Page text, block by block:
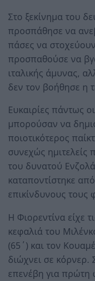
Στο ξεκίνημα του
προσπάθησε να
πάσες να
προσπαθούσε να
ιταλικής άμυνας,
δεν τον βοήθησε η
Ευκαιρίες πάντως
μπορούσαν να
ποιοτικότερος
συνεχώς ημιτελείς
του δυνατού
καταποντίστηκε
επικίνδυνους τους
Η Φιορεντίνα είχε
κεφαλιά του
(65΄) και τον
διώχνει σε κόρνερ.
επενέβη για πρώτη